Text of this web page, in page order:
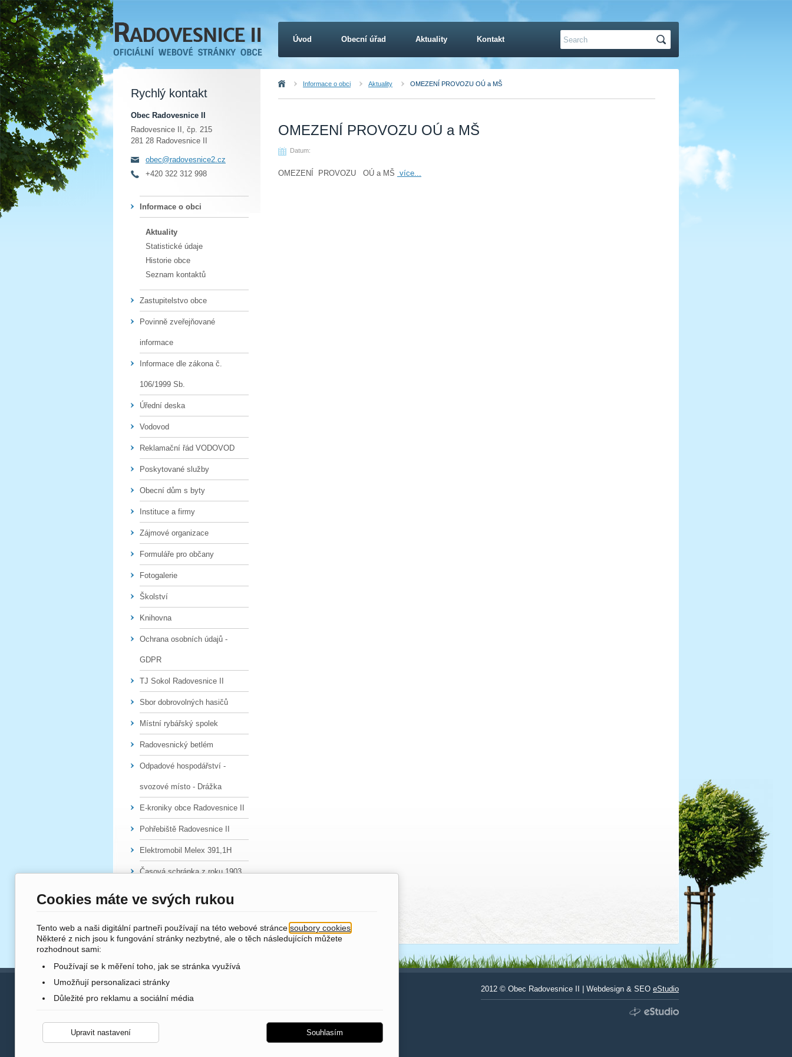
OMEZENÍ PROVOZU OÚ a MŠ
Datum:
OMEZENÍ PROVOZU OÚ a MŠ více...
Úvod Informace o obci Aktuality OMEZENÍ PROVOZU OÚ a MŠ
Rychlý kontakt
Obec Radovesnice II
Radovesnice II, čp. 215
281 28 Radovesnice II
obec@radovesnice2.cz
+420 322 312 998
Informace o obci
Aktuality
Statistické údaje
Historie obce
Seznam kontaktů
Zastupitelstvo obce
Povinně zveřejňované
informace
Informace dle zákona č.
106/1999 Sb.
Úřední deska
Vodovod
Reklamační řád VODOVOD
Poskytované služby
Obecní dům s byty
Instituce a firmy
Zájmové organizace
Formuláře pro občany
Fotogalerie
Školství
Knihovna
Ochrana osobních údajů -
GDPR
TJ Sokol Radovesnice II
Sbor dobrovolných hasičů
Místní rybářský spolek
Radovesnický betlém
Odpadové hospodářství -
svozové místo - Drážka
E-kroniky obce Radovesnice II
Pohřebiště Radovesnice II
Elektromobil Melex 391,1H
Časová schránka z roku 1903
Hledat
Úvod Obecní úřad Aktuality Kontakt
Služby v obci
MŠ Radovesnice II
Instituce a firmy
Dománovice
Ohaře
2012 © Obec Radovesnice II | Webdesign & SEO eStudio
Cookies máte ve svých rukou
Tento web a naši digitální partneři používají na této webové stránce soubory cookies
Některé z nich jsou k fungování stránky nezbytné, ale o těch následujících můžete
rozhodnout sami:
Používají se k měření toho, jak se stránka využívá
Umožňují personalizaci stránky
Důležité pro reklamu a sociální média
Souhlasím
Upravit nastavení